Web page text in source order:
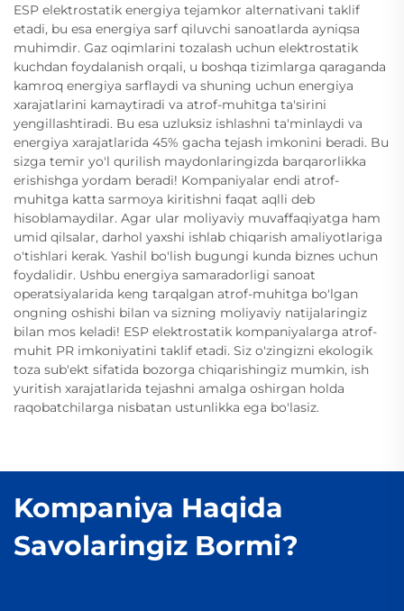
ESP elektrostatik energiya tejamkor alternativani taklif
etadi, bu esa energiya sarf qiluvchi sanoatlarda ayniqsa
muhimdir. Gaz oqimlarini tozalash uchun elektrostatik
kuchdan foydalanish orqali, u boshqa tizimlarga qaraganda
kamroq energiya sarflaydi va shuning uchun energiya
xarajatlarini kamaytiradi va atrof-muhitga ta'sirini
yengillashtiradi. Bu esa uzluksiz ishlashni ta'minlaydi va
energiya xarajatlarida 45% gacha tejash imkonini beradi. Bu
sizga temir yo'l qurilish maydonlaringizda barqarorlikka
erishishga yordam beradi! Kompaniyalar endi atrof-
muhitga katta sarmoya kiritishni faqat aqlli deb
hisoblamaydilar. Agar ular moliyaviy muvaffaqiyatga ham
umid qilsalar, darhol yaxshi ishlab chiqarish amaliyotlariga
o'tishlari kerak. Yashil bo'lish bugungi kunda biznes uchun
foydalidir. Ushbu energiya samaradorligi sanoat
operatsiyalarida keng tarqalgan atrof-muhitga bo'lgan
ongning oshishi bilan va sizning moliyaviy natijalaringiz
bilan mos keladi! ESP elektrostatik kompaniyalarga atrof-
muhit PR imkoniyatini taklif etadi. Siz o'zingizni ekologik
toza sub'ekt sifatida bozorga chiqarishingiz mumkin, ish
yuritish xarajatlarida tejashni amalga oshirgan holda
raqobatchilarga nisbatan ustunlikka ega bo'lasiz.
Kompaniya Haqida
Savolaringiz Bormi?